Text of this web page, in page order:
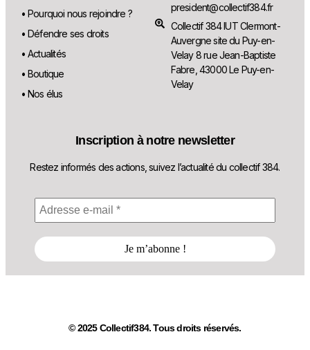
• Pourquoi nous rejoindre ?
• Défendre ses droits
• Actualités
• Boutique
• Nos élus
president@collectif384.fr
Collectif 384 IUT Clermont-
Auvergne site du Puy-en-
Velay 8 rue Jean-Baptiste
Fabre, 43000 Le Puy-en-
Velay
Inscription à notre newsletter
Restez informés des actions, suivez l’actualité du collectif 384.
© 2025 Collectif384. Tous droits réservés.